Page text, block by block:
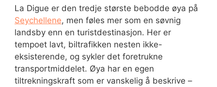
La Digue er den tredje største bebodde øya på
Seychellene, men føles mer som en søvnig
landsby enn en turistdestinasjon. Her er
tempoet lavt, biltrafikken nesten ikke-
eksisterende, og sykler det foretrukne
transportmiddelet. Øya har en egen
tiltrekningskraft som er vanskelig å beskrive –